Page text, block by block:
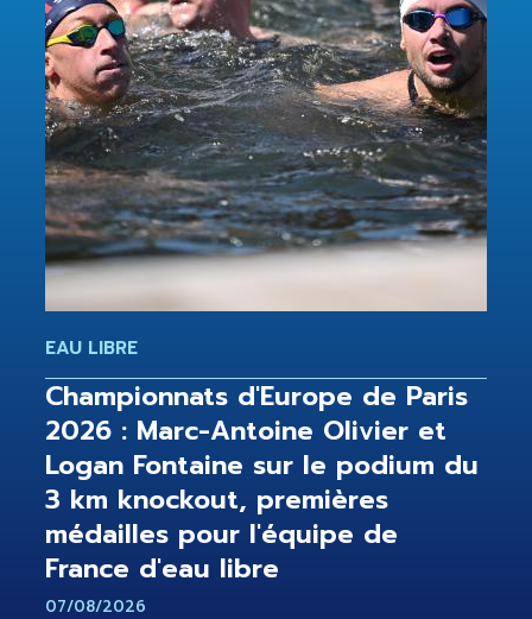
EAU LIBRE
Championnats d'Europe de Paris
2026 : Marc-Antoine Olivier et
Logan Fontaine sur le podium du
3 km knockout, premières
médailles pour l'équipe de
France d'eau libre
07/08/2026